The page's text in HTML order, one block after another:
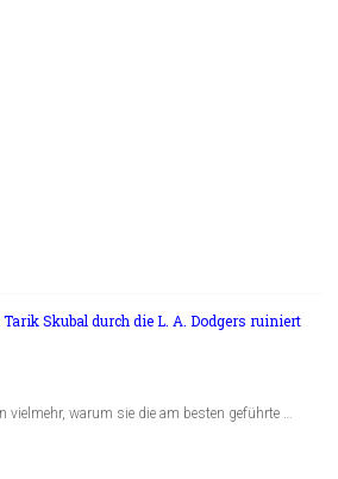
Skubal durch die L. A. Dodgers ruiniert
vielmehr, warum sie die am besten geführte …